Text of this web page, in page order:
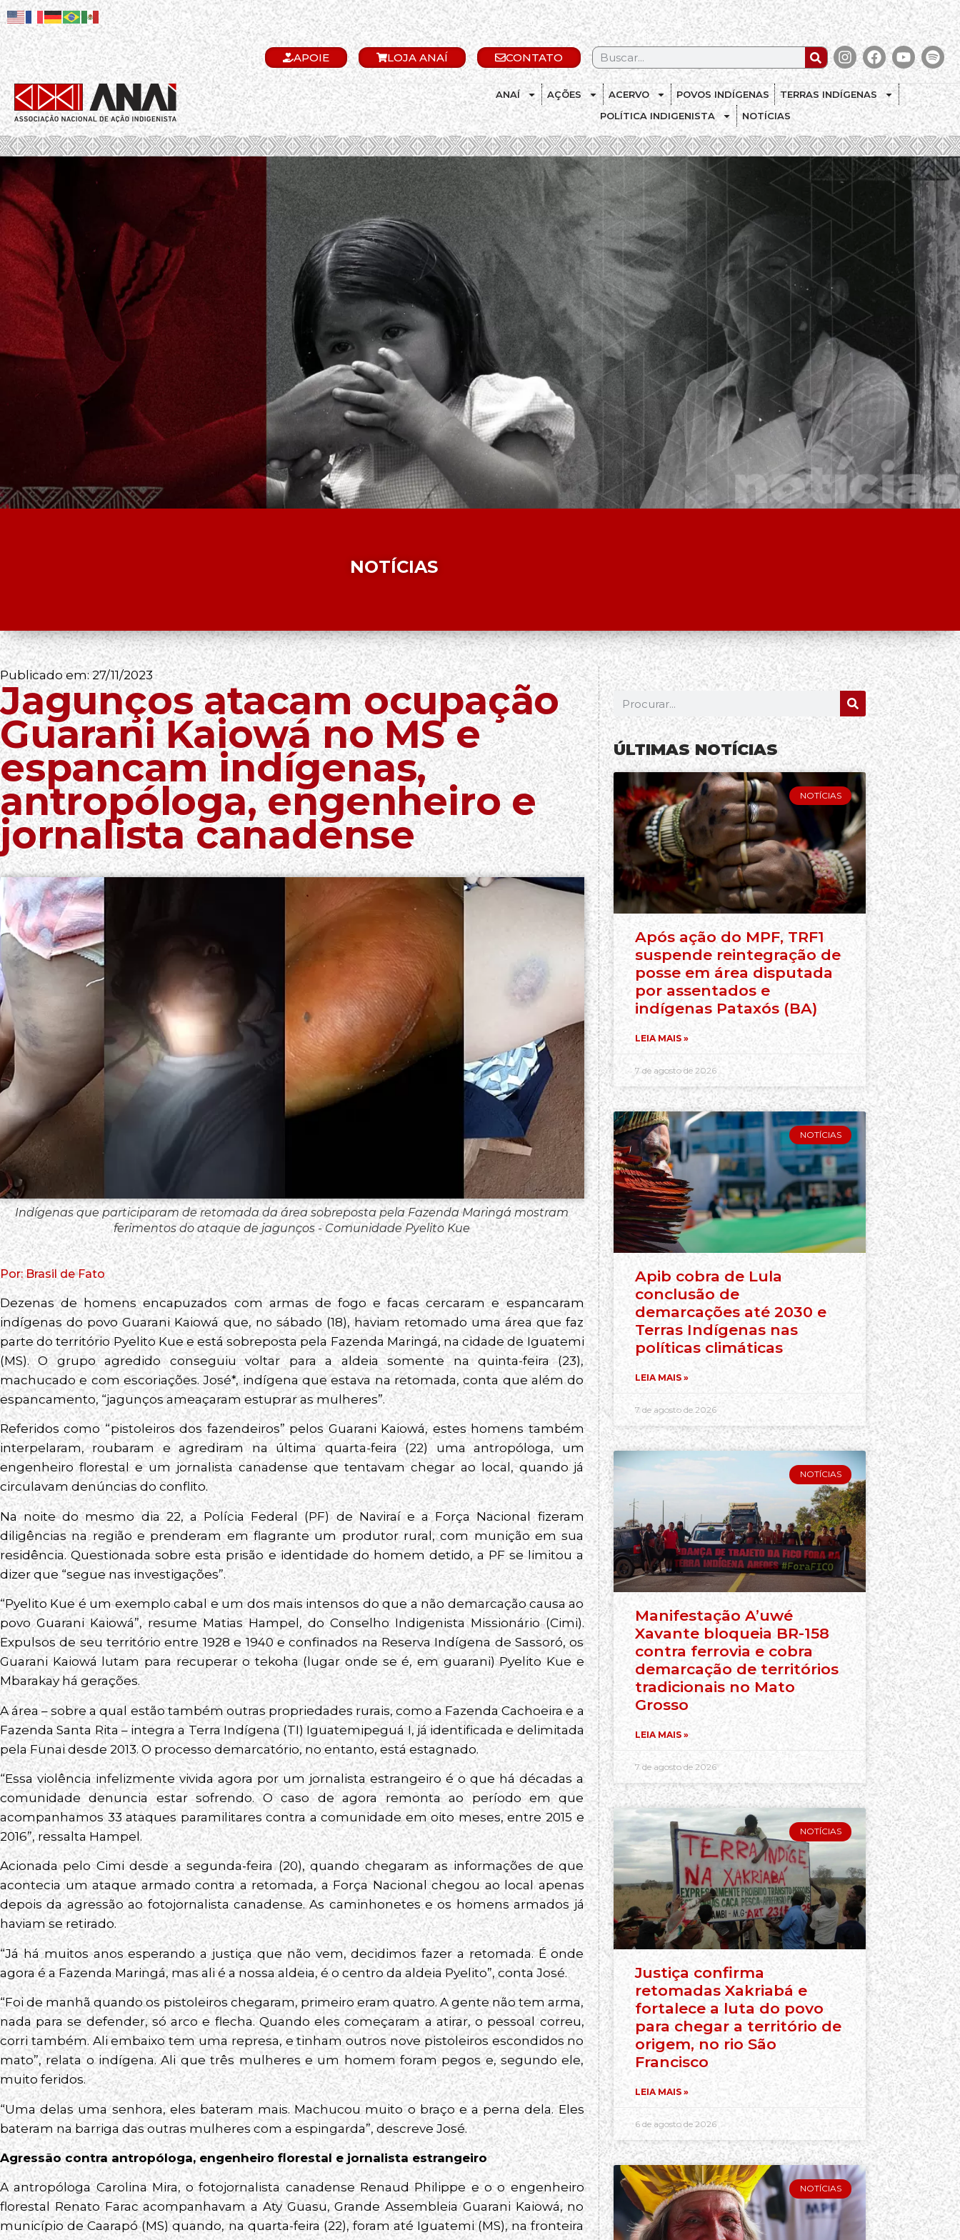
APOIE LOJA ANAÍ CONTATO
ANAÍ AÇÕES ACERVO POVOS INDÍGENAS
TERRAS INDÍGENAS
POLÍTICA INDIGENISTA
NOTÍCIAS
.
NOTÍCIAS
Publicado em:27/11/2023
Jagunços atacam ocupação
Guarani Kaiowá no MS e
espancam indígenas,
antropóloga, engenheiro e
jornalista canadense
Indígenas que participaram de retomada da área sobreposta pela Fazenda Maringá mostram
ferimentos do ataque de jagunços - Comunidade Pyelito Kue
Por: Brasil de Fato
Dezenas de homens encapuzados com armas de fogo e facas cercaram e espancaram
indígenas do povo Guarani Kaiowá que, no sábado (18), haviam retomado uma área que faz
parte do território Pyelito Kue e está sobreposta pela Fazenda Maringá, na cidade de Iguatemi
(MS). O grupo agredido conseguiu voltar para a aldeia somente na quinta-feira (23),
machucado e com escoriações. José*, indígena que estava na retomada, conta que além do
espancamento, “jagunços ameaçaram estuprar as mulheres”.
Referidos como “pistoleiros dos fazendeiros” pelos Guarani Kaiowá, estes homens também
interpelaram, roubaram e agrediram na última quarta-feira (22) uma antropóloga, um
engenheiro florestal e um jornalista canadense que tentavam chegar ao local, quando já
circulavam denúncias do conflito.
Na noite do mesmo dia 22, a Polícia Federal (PF) de Naviraí e a Força Nacional fizeram
diligências na região e prenderam em flagrante um produtor rural, com munição em sua
residência. Questionada sobre esta prisão e identidade do homem detido, a PF se limitou a
dizer que “segue nas investigações”.
“Pyelito Kue é um exemplo cabal e um dos mais intensos do que a não demarcação causa ao
povo Guarani Kaiowá”, resume Matias Hampel, do Conselho Indigenista Missionário (Cimi).
Expulsos de seu território entre 1928 e 1940 e confinados na Reserva Indígena de Sassoró, os
Guarani Kaiowá lutam para recuperar o tekoha (lugar onde se é, em guarani) Pyelito Kue e
Mbarakay há gerações.
A área – sobre a qual estão também outras propriedades rurais, como a Fazenda Cachoeira e a
Fazenda Santa Rita – integra a Terra Indígena (TI) Iguatemipeguá I, já identificada e delimitada
pela Funai desde 2013. O processo demarcatório, no entanto, está estagnado.
“Essa violência infelizmente vivida agora por um jornalista estrangeiro é o que há décadas a
comunidade denuncia estar sofrendo. O caso de agora remonta ao período em que
acompanhamos 33 ataques paramilitares contra a comunidade em oito meses, entre 2015 e
2016”, ressalta Hampel.
Acionada pelo Cimi desde a segunda-feira (20), quando chegaram as informações de que
acontecia um ataque armado contra a retomada, a Força Nacional chegou ao local apenas
depois da agressão ao fotojornalista canadense. As caminhonetes e os homens armados já
haviam se retirado.
“Já há muitos anos esperando a justiça que não vem, decidimos fazer a retomada. É onde
agora é a Fazenda Maringá, mas ali é a nossa aldeia, é o centro da aldeia Pyelito”, conta José.
“Foi de manhã quando os pistoleiros chegaram, primeiro eram quatro. A gente não tem arma,
nada para se defender, só arco e flecha. Quando eles começaram a atirar, o pessoal correu,
corri também. Ali embaixo tem uma represa, e tinham outros nove pistoleiros escondidos no
mato”, relata o indígena. Ali que três mulheres e um homem foram pegos e, segundo ele,
muito feridos.
“Uma delas uma senhora, eles bateram mais. Machucou muito o braço e a perna dela. Eles
bateram na barriga das outras mulheres com a espingarda”, descreve José.
Agressão contra antropóloga, engenheiro florestal e jornalista estrangeiro
A antropóloga Carolina Mira, o fotojornalista canadense Renaud Philippe e o o engenheiro
florestal Renato Farac acompanhavam a Aty Guasu, Grande Assembleia Guarani Kaiowá, no
município de Caarapó (MS) quando, na quarta-feira (22), foram até Iguatemi (MS), na fronteira
ÚLTIMAS NOTÍCIAS
NOTÍCIAS
Após ação do MPF, TRF1
suspende reintegração de
posse em área disputada
por assentados e
indígenas Pataxós (BA)
LEIA MAIS »
7 de agosto de 2026
NOTÍCIAS
Apib cobra de Lula
conclusão de
demarcações até 2030 e
Terras Indígenas nas
políticas climáticas
LEIA MAIS »
7 de agosto de 2026
NOTÍCIAS
Manifestação A’uwé
Xavante bloqueia BR-158
contra ferrovia e cobra
demarcação de territórios
tradicionais no Mato
Grosso
LEIA MAIS »
7 de agosto de 2026
NOTÍCIAS
Justiça confirma
retomadas Xakriabá e
fortalece a luta do povo
para chegar a território de
origem, no rio São
Francisco
LEIA MAIS »
6 de agosto de 2026
NOTÍCIAS